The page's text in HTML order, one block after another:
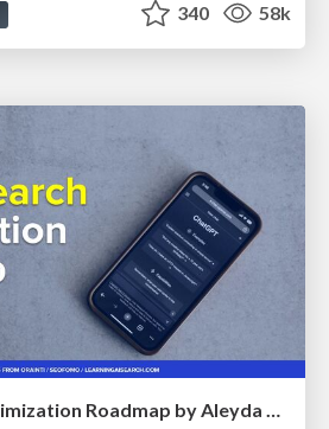
340 58k
The AI Search Optimization Roadmap by Aleyda Solis